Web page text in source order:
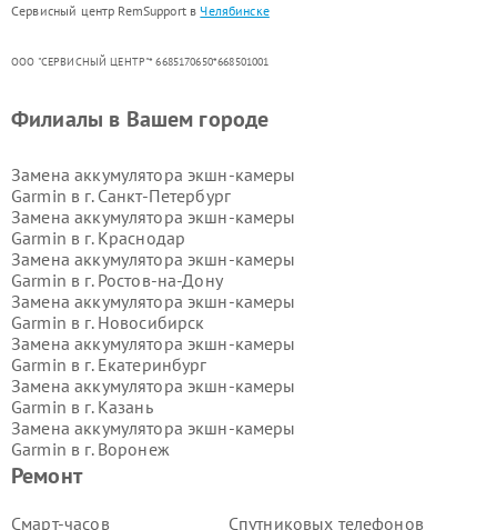
Сервисный центр RemSupport вЧелябинске
ООО "СЕРВИСНЫЙ ЦЕНТР"* 6685170650*668501001
Ремонт
Смарт-часов Спутниковых телефонов
Филиалы в Вашем городе
Замена аккумулятора экшн-камеры
Garmin в г. Санкт-Петербург
Замена аккумулятора экшн-камеры
Garmin в г. Краснодар
Замена аккумулятора экшн-камеры
Garmin в г. Ростов-на-Дону
Замена аккумулятора экшн-камеры
Garmin в г. Новосибирск
Замена аккумулятора экшн-камеры
Garmin в г. Екатеринбург
Замена аккумулятора экшн-камеры
Garmin в г. Казань
Замена аккумулятора экшн-камеры
Garmin в г. Воронеж
Замена аккумулятора экшн-камеры
Garmin в г.